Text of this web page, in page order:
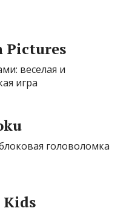
Pictures
веселая и
игра
головоломка
Kids